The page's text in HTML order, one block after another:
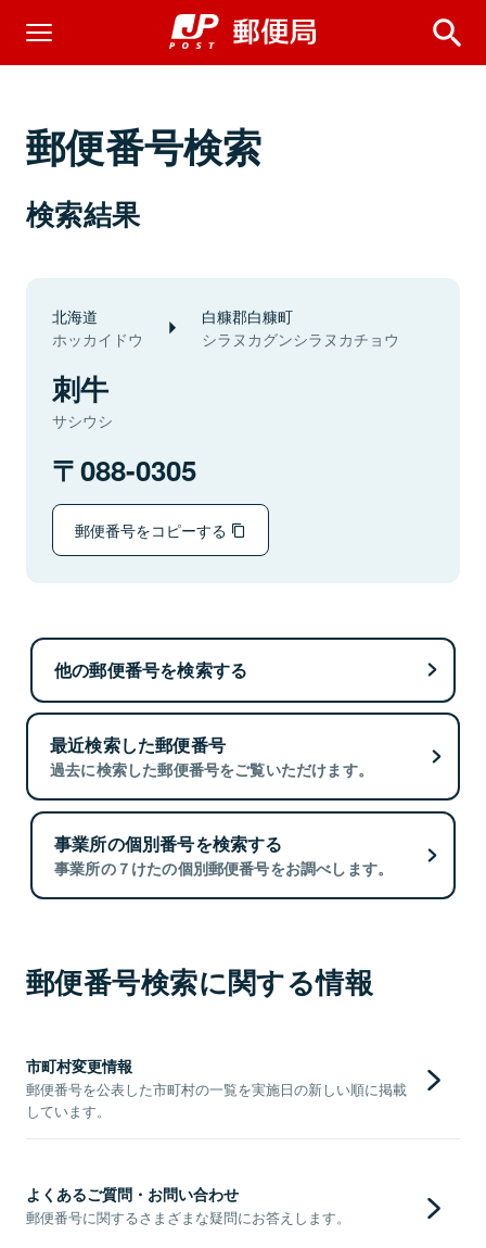
郵便番号検索
検索結果
北海道
ホッカイドウ
白糠郡白糠町
シラヌカグンシラヌカチョウ
刺牛
サシウシ
088-0305
郵便番号をコピーする
他の郵便番号を検索する
最近検索した郵便番号
過去に検索した郵便番号をご覧いただけます。
事業所の個別番号を検索する
事業所の７けたの個別郵便番号をお調べします。
郵便番号検索に関する情報
市町村変更情報
郵便番号を公表した市町村の一覧を実施日の新しい順に掲載
しています。
よくあるご質問・お問い合わせ
郵便番号に関するさまざまな疑問にお答えします。